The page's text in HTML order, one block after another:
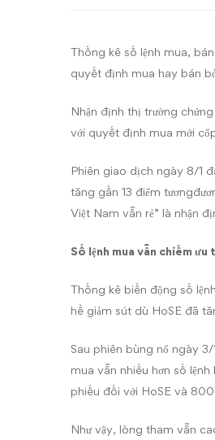
bán?
Thống kê số lệnh mua,
quyết định mua hay bán
Nhận định thị trường
với quyết định mua mới
Phiên giao dịch ngày 8/1
tăng gần 13 điểm
Việt Nam vẫn rẻ” là nhận
Số lệnh mua vẫn chiếm ưu
Thống kê biến động số
hề giảm sút dù HoSE đã
Sau phiên bùng nổ ngày
mua vẫn nhiều hơn số
phiếu đối với HoSE và
Như vậy, lòng tham vẫn